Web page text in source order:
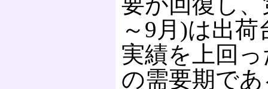
～9月)は出
実績を上回
の需要期で